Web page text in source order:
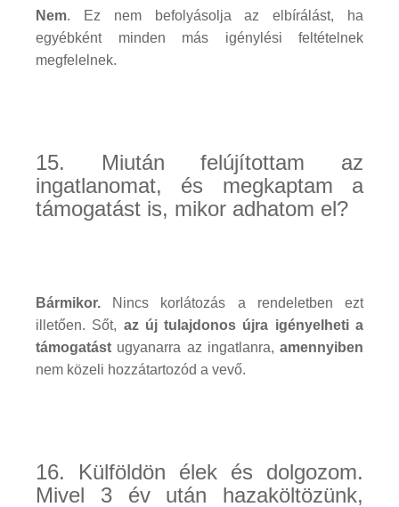
Nem. Ez nem befolyásolja az elbírálást, ha
egyébként minden más igénylési feltételnek
megfelelnek.
15. Miután felújítottam az
ingatlanomat, és megkaptam a
támogatást is, mikor adhatom el?
Bármikor. Nincs korlátozás a rendeletben ezt
illetően. Sőt, az új tulajdonos újra igényelheti a
támogatást ugyanarra az ingatlanra, amennyiben
nem közeli hozzátartozód a vevő.
16. Külföldön élek és dolgozom.
Mivel 3 év után hazaköltözünk,